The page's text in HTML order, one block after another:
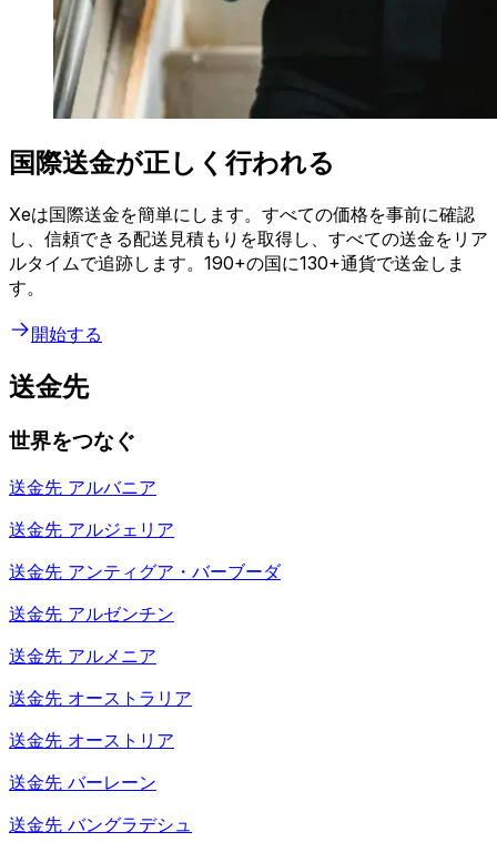
国際送金が正しく行われる
Xeは国際送金を簡単にします。すべての価格を事前に確認
し、信頼できる配送見積もりを取得し、すべての送金をリア
ルタイムで追跡します。190+の国に130+通貨で送金しま
す。
開始する
送金先
世界をつなぐ
送金先 アルバニア
送金先 アルジェリア
送金先 アンティグア・バーブーダ
送金先 アルゼンチン
送金先 アルメニア
送金先 オーストラリア
送金先 オーストリア
送金先 バーレーン
送金先 バングラデシュ